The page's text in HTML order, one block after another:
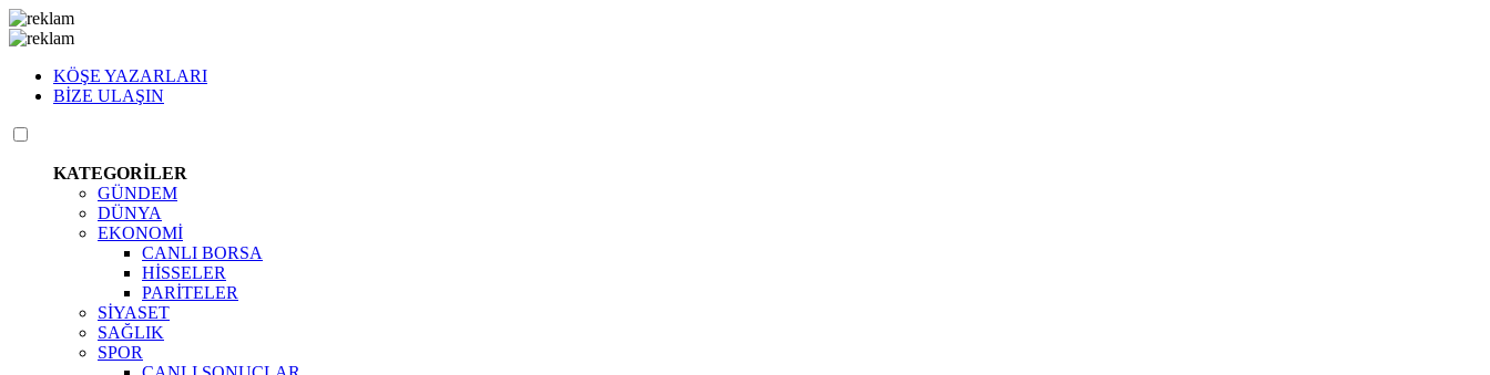
KÖŞE YAZARLARI
BİZE ULAŞIN
KATEGORİLER
GÜNDEM
DÜNYA
EKONOMİ
CANLI BORSA
HİSSELER
PARİTELER
SİYASET
SAĞLIK
SPOR